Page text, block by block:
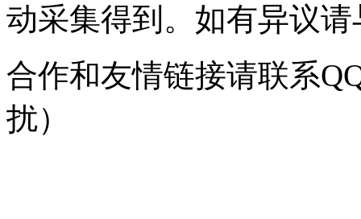
动采集得到。如有异议
合作和友情链接请联系
扰）